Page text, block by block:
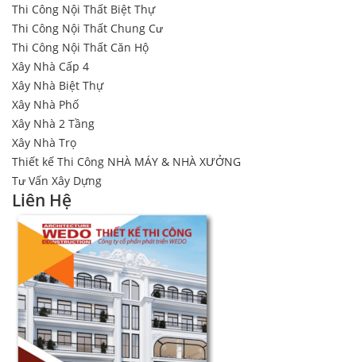
Thi Công Nội Thất Biệt Thự
Thi Công Nội Thất Chung Cư
Thi Công Nội Thất Căn Hộ
Xây Nhà Cấp 4
Xây Nhà Biệt Thự
Xây Nhà Phố
Xây Nhà 2 Tầng
Xây Nhà Trọ
Thiết kế Thi Công NHÀ MÁY & NHÀ XƯỞNG
Tư Vấn Xây Dựng
Liên Hệ